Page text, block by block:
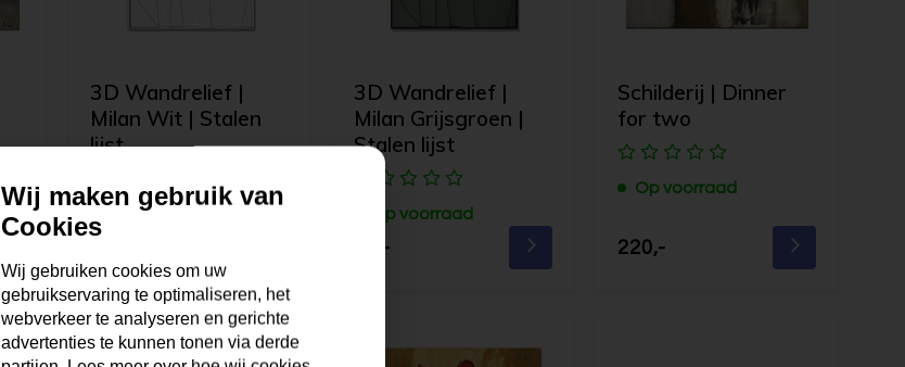
3D Wandrelief |
Milan Wit | Stalen
lijst
Op voorraad
3D Wandrelief |
Milan Grijsgroen |
Stalen lijst
Op voorraad
79,-
Schilderij | Dinner
for two
Op voorraad
220,-
Wij maken gebruik van
Cookies
Wij gebruiken cookies om uw
gebruikservaring te optimaliseren, het
webverkeer te analyseren en gerichte
advertenties te kunnen tonen via derde